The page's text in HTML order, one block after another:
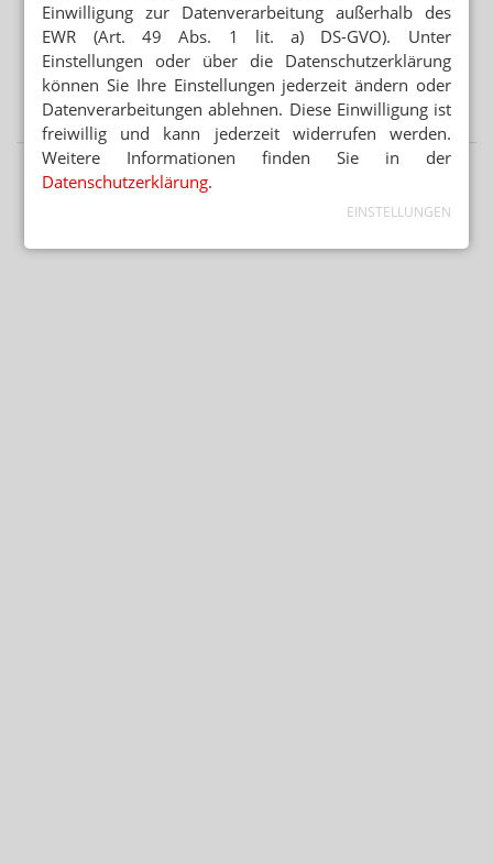
Einwilligung zur Datenverarbeitung außerhalb des
EWR (Art. 49 Abs. 1 lit. a) DS-GVO). Unter
Einstellungen oder über die Datenschutzerklärung
können Sie Ihre Einstellungen jederzeit ändern oder
Datenverarbeitungen ablehnen. Diese Einwilligung ist
freiwillig und kann jederzeit widerrufen werden.
Weitere Informationen finden Sie in der
Datenschutzerklärung.
EINSTELLUNGEN
„AUTOMATISIERTE AUSGABESTATIONEN“
Automat statt Apotheke: Ausnahme für Versender
WEITER FLAUTE IN APOTHEKEN
Erstes Halbjahr: 7 Prozent weniger OTC-Packungen